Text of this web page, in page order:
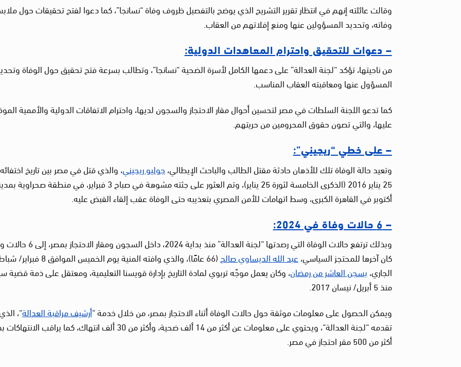
وقالت عائلته إنهم في انتظار تقرير التشريح الذي يوضح بالتفصيل ظروف وفاة “نسانجا”، كما دعوا لفتح تحقيقات حول
وفاته، وتحديد المسؤولين عنها ومنع إفلاتهم من العقاب.
– دعوات للتحقيق واحترام المعاهدات الدولية:
من ناحيتها، تؤكد “لجنة العدالة” على دعمها الكامل لأسرة الضحية “نسانجا”، وتطالب بسرعة فتح تحقيق حول الوفاة
المسؤول عنها ومعاقبته العقاب المناسب.
كما تدعو اللجنة السلطات في مصر لتحسين أحوال مقار الاحتجاز والسجون لديها، واحترام الاتفاقات الدولية والأممية
عليها، والتي تصون حقوق المحرومين من حريتهم.
– على خطي “ريجيني”:
وتعيد حالة الوفاة تلك للأذهان حادثة مقتل الطالب والباحث الإيطالي،جوليو ريجيني، والذي قتل في مصر بين تاريخ
أكتوبر في القاهرة الكبرى، وسط اتهامات للأمن المصري بتعذيبه حتى الوفاة عقب إلقاء القبض عليه.
– 6 حالات وفاة في 2024:
وبذلك ترتفع حالات الوفاة التي رصدتها “لجنة العدالة” منذ بداية 2024،
كان آخرها للمحتجز السياسي،عبد الله الديساوي صالح
(66 عامًا)، والذي وافته المنية يوم الخميس الموافق 8
الجاري،بسجن العاشر من رمضان، وكان يعمل موجّه تربوي لمادة التاريخ بإدارة قويسنا التعليمية، ومعتقل على ذمة قضية
منذ 5 أبريل/ نيسان 2017.
ويمكن الحصول على معلومات موثقة حول حالات الوفاة أثناء الاحتجاز بمصر، من خلال خدمة “أرشيف مراقبة العدالة“،
تقدمه “لجنة العدالة“، ويحتوي على معلومات عن أكثر من 14 ألف ضحية، وأكثر من 30 ألف انتهاك، كما يراقب
أكثر من 500 مقر احتجاز في مصر.